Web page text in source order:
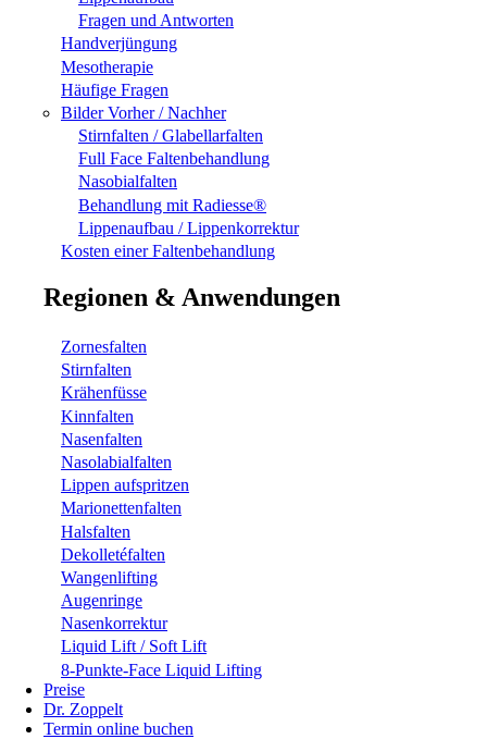
Fragen und Antworten
Handverjüngung
Mesotherapie
Häufige Fragen
Bilder Vorher / Nachher
Stirnfalten / Glabellarfalten
Full Face Faltenbehandlung
Nasobialfalten
Behandlung mit Radiesse®
Lippenaufbau / Lippenkorrektur
Kosten einer Faltenbehandlung
Regionen & Anwendungen
Zornesfalten
Stirnfalten
Krähenfüsse
Kinnfalten
Nasenfalten
Nasolabialfalten
Lippen aufspritzen
Marionettenfalten
Halsfalten
Dekolletéfalten
Wangenlifting
Augenringe
Nasenkorrektur
Liquid Lift / Soft Lift
8-Punkte-Face Liquid Lifting
Preise
Dr. Zoppelt
Termin online buchen